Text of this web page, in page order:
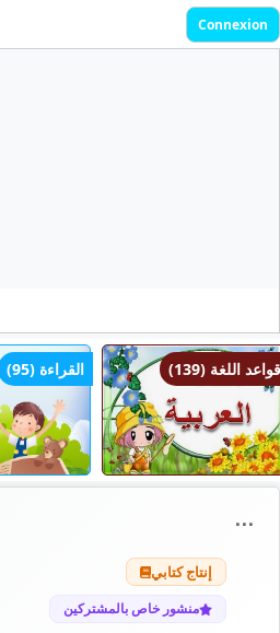
Connexion
القراءة (95) قواعد اللغة (139)
إنتاج كتابي
منشور خاص بالمشتركين
⋯